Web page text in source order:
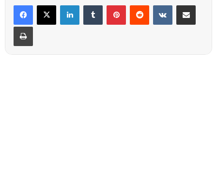
LinkedinTumblr PinterestReddit VKontaktePartager par email
Imprimer